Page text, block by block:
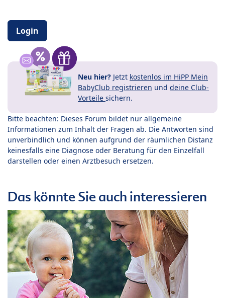
Login
Neu hier? Jetzt kostenlos im HiPP Mein
BabyClub registrieren und deine Club-
Vorteile sichern.
Bitte beachten: Dieses Forum bildet nur allgemeine
Informationen zum Inhalt der Fragen ab. Die Antworten sind
unverbindlich und können aufgrund der räumlichen Distanz
keinesfalls eine Diagnose oder Beratung für den Einzelfall
darstellen oder einen Arztbesuch ersetzen.
Das könnte Sie auch interessieren